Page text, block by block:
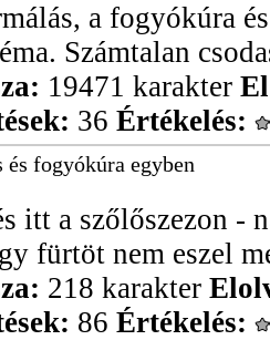
a fogyókúra
Számtalan
19471 karakter
36 Értékelés:
és fogyókúra egyben
itt a szőlőszezon -
fürtöt nem eszel
218 karakter
86 Értékelés: